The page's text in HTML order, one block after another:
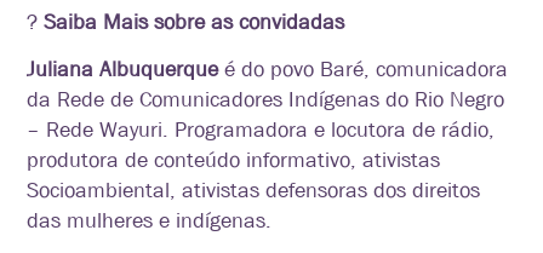
? Saiba Mais sobre as convidadas
Juliana Albuquerqueé do povo Baré, comunicadora
da Rede de Comunicadores Indígenas do Rio Negro
– Rede Wayuri. Programadora e locutora de rádio,
produtora de conteúdo informativo, ativistas
Socioambiental, ativistas defensoras dos direitos
das mulherese indígenas.